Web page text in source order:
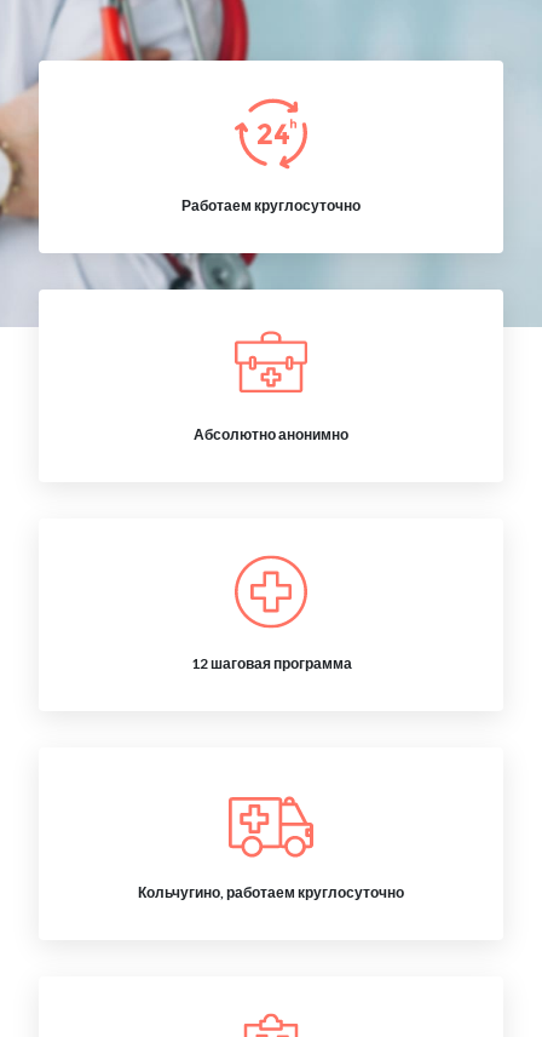
Работаем круглосуточно
Абсолютно анонимно
12 шаговая программа
Кольчугино, работаем круглосуточно